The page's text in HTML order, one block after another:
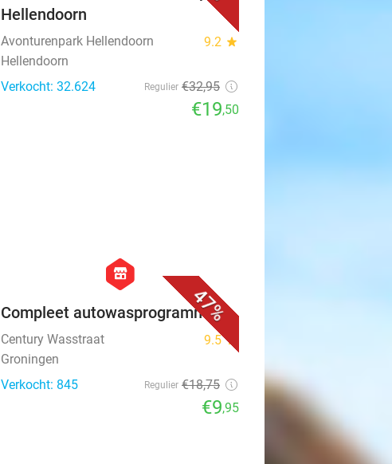
Hellendoorn
Avonturenpark Hellendoorn 9.2 star
Hellendoorn
Verkocht: 32.624
Regulier €32,95
€19,50
47%
hexagon
store
Compleet autowasprogramma
Century Wasstraat 9.5star
Groningen
Verkocht: 845
Regulier €18,75
€9,95